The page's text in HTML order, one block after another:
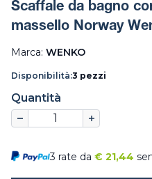
Scaffale da bagno
massello Norway
Marca: WENKO
Disponibilità:3 pezzi
Quantità
3 rate da € 21,44